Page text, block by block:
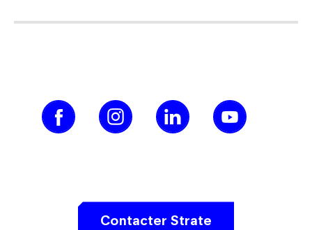
Contacter Strate